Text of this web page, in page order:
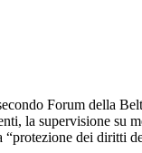
Forum della
la supervisione su
dei diritti